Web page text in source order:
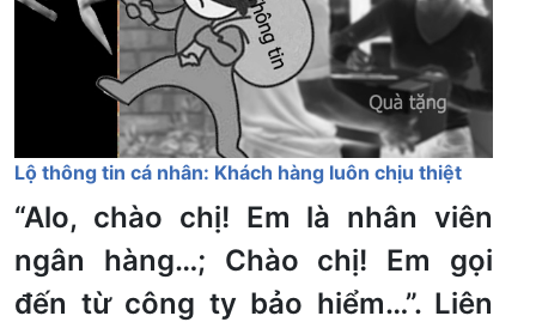
Lộ thông tin cá nhân: Khách hàng luôn chịu thiệt
“Alo, chào chị! Em là nhân viên
ngân hàng…; Chào chị! Em gọi
đến từ công ty bảo hiểm…”. Liên